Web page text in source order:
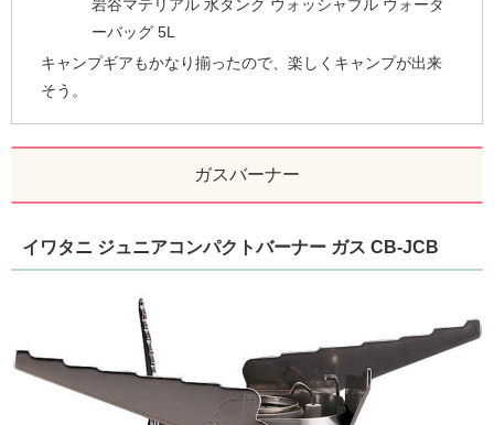
岩谷マテリアル 水タンク ウォッシャブル ウォータ
ーバッグ 5L
キャンプギアもかなり揃ったので、楽しくキャンプが出来
そう。
ガスバーナー
イワタニ ジュニアコンパクトバーナー ガス CB-JCB